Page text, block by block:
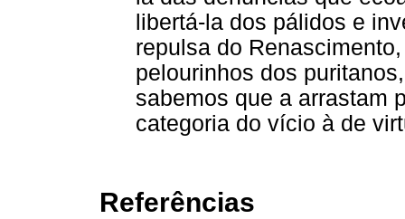
libertá-la dos pálidos e
repulsa do
pelourinhos dos
sabemos que a arrastam
categoria do vício à de
Referências